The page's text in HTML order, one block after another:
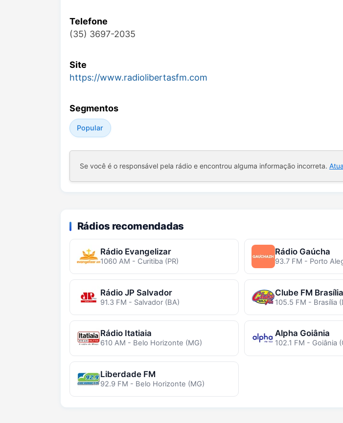
Telefone
(35) 3697-2035
Site
https://www.radiolibertasfm.com
Segmentos
Popular
Se você é o responsável pela rádio e encontrou alguma informação incorreta.
Rádios recomendadas
Rádio Evangelizar
1060 AM - Curitiba (PR)
Rádio Gaúcha
93.7 FM - Porto
Rádio JP Salvador
91.3 FM - Salvador (BA)
Clube FM Brasília
105.5 FM - Brasília
Rádio Itatiaia
610 AM - Belo Horizonte (MG)
Alpha Goiânia
102.1 FM - Goiânia
Liberdade FM
92.9 FM - Belo Horizonte (MG)